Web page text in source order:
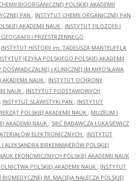
BIOORGANICZNEJ POLSKIEJ AKADEMII
PAN ; INSTYTUT CHEMII ORGANICZNEJ PAN
AKADEMII NAUK ; INSTYTUT FILOZOFII I
I PRZESTRZENNEGO
INSTYTUT HISTORII im. TADEUSZA MANTEUFFLA
JĘZYKA POLSKIEGO POLSKIEJ AKADEMII
I KLINICZNEJ IM.MIROSŁAWA
AKADEMII NAUK ; INSTYTUT OCHRONY
NAUK ; INSTYTUT PODSTAWOWYCH
; INSTYTUT SLAWISTYKI PAN ; INSTYTUT
POLSKIEJ AKADEMII NAUK ; MUZEUM I
AKADEMII NAUK ; SIEĆ BADAWCZA ŁUKASIEWICZ
ELEKTRONICZNYCH ; INSTYTUT
BIRKENMAJERÓW POLSKIEJ
EKONOMICZNYCH POLSKIEJ AKADEMII NAUK
POLSKIEJ AKADEMII NAUK ; INSTYTUT
IM. MACIEJA NAŁĘCZA POLSKIEJ